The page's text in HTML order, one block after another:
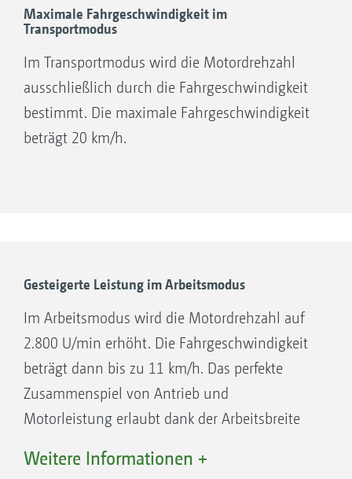
Maximale Fahrgeschwindigkeit im
Transportmodus
Im Transportmodus wird die Motordrehzahl
ausschließlich durch die Fahrgeschwindigkeit
bestimmt. Die maximale Fahrgeschwindigkeit
beträgt 20 km/h.
Gesteigerte Leistung im Arbeitsmodus
Im Arbeitsmodus wird die Motordrehzahl auf
2.800 U/min erhöht. Die Fahrgeschwindigkeit
beträgt dann bis zu 11 km/h. Das perfekte
Zusammenspiel von Antrieb und
Motorleistung erlaubt dank der Arbeitsbreite
bis zu 15.000 m² die Stunde.
Weitere Informationen +